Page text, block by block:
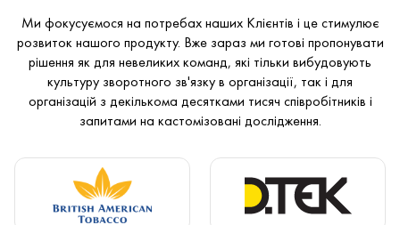
Ми фокусуємося на потребах наших Клієнтів і це стимулює
розвиток нашого продукту. Вже зараз ми готові пропонувати
рішення як для невеликих команд, які тільки вибудовують
культуру зворотного зв'язку в організації, так і для
організацій з декількома десятками тисяч співробітників і
запитами на кастомізовані дослідження.